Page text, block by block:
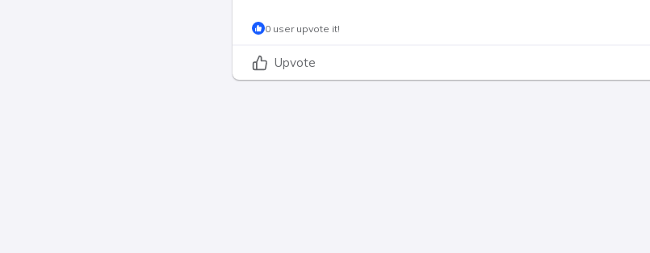
0 user upvote it!
Upvote